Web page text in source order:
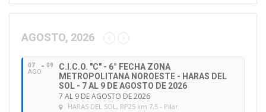
e
c
ó
AGOSTO, 2026
07
AGO
09
C.I.C.O. "C" - 6° FECHA ZONA
METROPOLITANA NOROESTE - HARAS DEL
SOL - 7 AL 9 DE AGOSTO DE 2026
7 AL 9 DE AGOSTO DE 2026
HARAS DEL SOL, RP25 km 7,5 - Pilar